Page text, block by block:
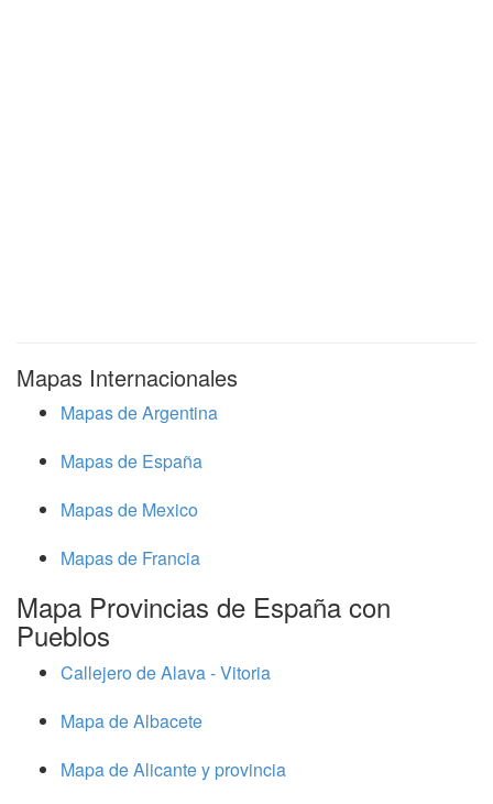
Mapas Internacionales
Mapas de Argentina
Mapas de España
Mapas de Mexico
Mapas de Francia
Mapa Provincias de España con
Pueblos
Callejero de Alava - Vitoria
Mapa de Albacete
Mapa de Alicante y provincia